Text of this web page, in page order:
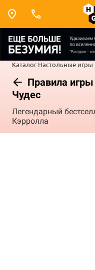
Каталог Настольные игры
Правила
Чудес
Легендарный
Кэрролла